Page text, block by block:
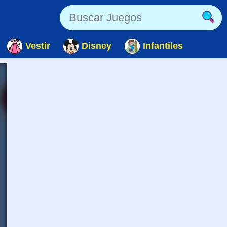
Vestir Disney Infantiles